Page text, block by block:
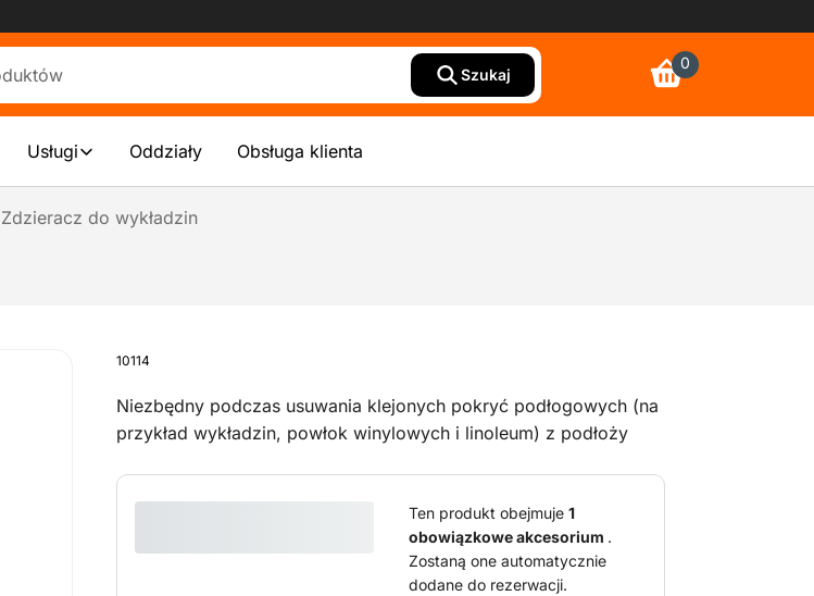
Szukaj
0
Usługi Oddziały Obsługa klienta
Zdzieracz do wykładzin
10114
Niezbędny podczas usuwania klejonych pokryć podłogowych (na
przykład wykładzin, powłok winylowych i linoleum) z podłoży
Ten produkt obejmuje 1
obowiązkowe akcesorium .
Zostaną one automatycznie
dodane do rezerwacji.